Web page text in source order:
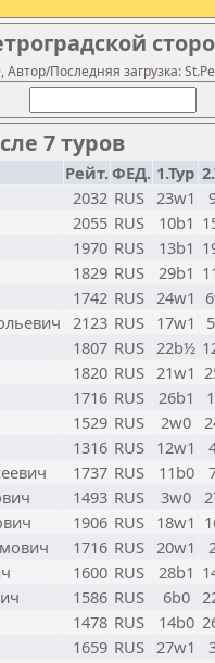
Последняя загрузка:
7 туров
Рейт.ФЕД. 1.Тур
2032 RUS 23w1
2055 RUS 10b1
1970 RUS 13b1
1829 RUS 29b1
1742 RUS 24w1
2123 RUS 17w1
1807 RUS 22b½
1820 RUS 21w1
1716 RUS 26b1
1529 RUS 2w0
1316 RUS 12w1
1737 RUS 11b0
1493 RUS 3w0
1906 RUS 18w1
1716 RUS 20w1
1600 RUS 28b1
1586 RUS 6b0
1478 RUS 14b0
1659 RUS 27w1